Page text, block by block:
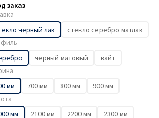
заказ
чёрный лак
стекло серебро матлак
чёрный матовый
вайт
мм
700 мм 800 мм
900 мм
мм
2100 мм 2200 мм 2300 мм